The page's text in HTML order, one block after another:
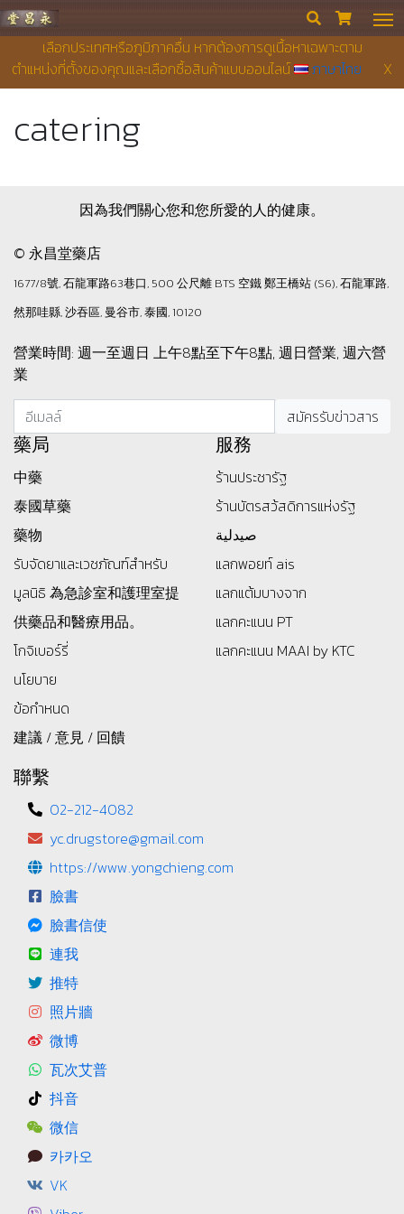
เลือกประเทศหรือภูมิภาคอื่น หากต้องการดูเนื้อหาเฉพาะตาม
ตำแหน่งที่ตั้งของคุณและเลือกซื้อสินค้าแบบออนไลน์
ภาษาไทย X
永昌堂藥店  
catering
因為我們關心您和您所愛的人的健康。
© 永昌堂藥店
1677/8號, 石龍軍路63巷口, 500 公尺離 BTS 空鐵 鄭王橋站 (S6), 石龍軍路,
然那哇縣, 沙吞區, 曼谷市, 泰國, 10120
營業時間: 週一至週日 上午8點至下午8點, 週日營業, 週六營
業
藥局
中藥
泰國草藥
藥物
รับจัดยาและเวชภัณฑ์สำหรับ
มูลนิธิ 為急診室和護理室提
供藥品和醫療用品。
โกจิเบอร์รี่
นโยบาย
ข้อกำหนด
建議 / 意見 / 回饋
服務
ร้านประชารัฐ
ร้านบัตรสว้สดิการแห่งรัฐ
صيدلية
แลกพอยท์ ais
แลกแต้มบางจาก
แลกคะแนน PT
แลกคะแนน MAAI by KTC
聯繫
02-212-4082
yc.drugstore@gmail.com
https://www.yongchieng.com
臉書
臉書信使
連我
推特
照片牆
微博
瓦次艾普
抖音
微信
카카오
VK